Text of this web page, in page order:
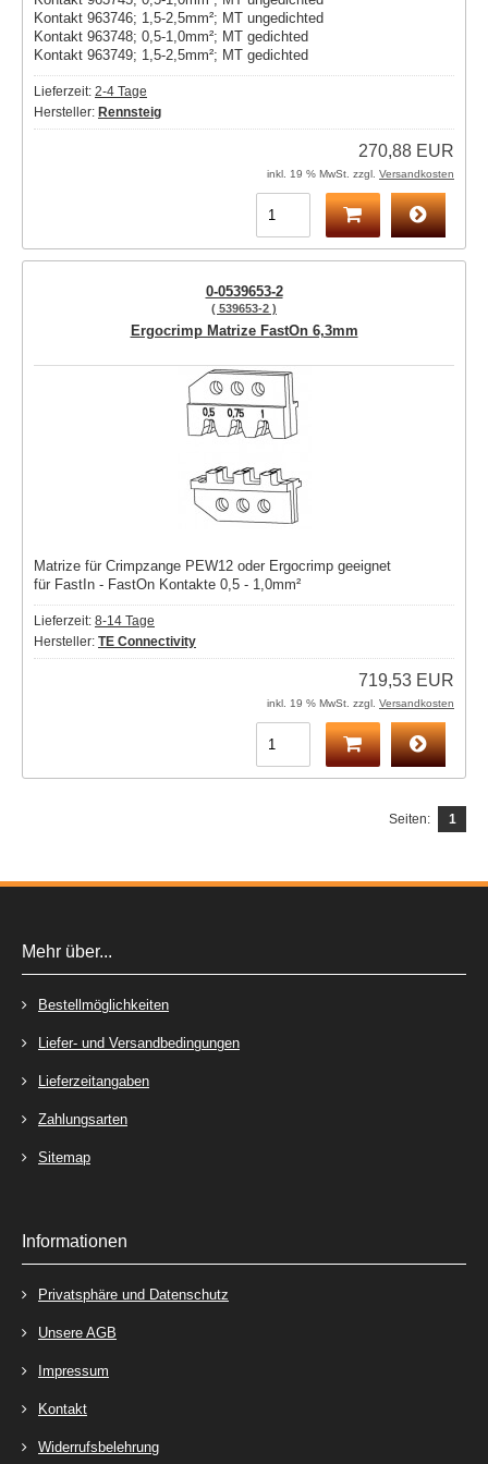
Kontakt 963746; 1,5-2,5mm²; MT ungedichted
Kontakt 963748; 0,5-1,0mm²; MT gedichted
Kontakt 963749; 1,5-2,5mm²; MT gedichted
Lieferzeit: 2-4 Tage
Hersteller: Rennsteig
270,88 EUR
inkl. 19 % MwSt. zzgl. Versandkosten
0-0539653-2
( 539653-2 )
Ergocrimp Matrize FastOn 6,3mm
Matrize für Crimpzange PEW12 oder Ergocrimp geeignet
für FastIn - FastOn Kontakte 0,5 - 1,0mm²
Lieferzeit: 8-14 Tage
Hersteller: TE Connectivity
719,53 EUR
inkl. 19 % MwSt. zzgl. Versandkosten
Seiten: 1
Mehr über...
Bestellmöglichkeiten
Liefer- und Versandbedingungen
Lieferzeitangaben
Zahlungsarten
Sitemap
Informationen
Privatsphäre und Datenschutz
Unsere AGB
Impressum
Kontakt
Widerrufsbelehrung